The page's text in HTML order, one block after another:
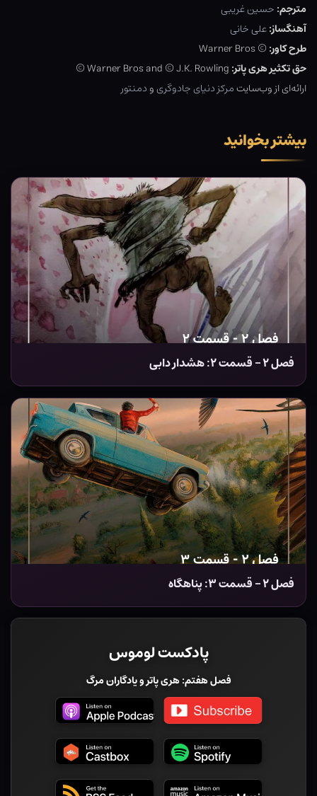
مترجم: حسین غریبی
آهنگساز:علی خانی
طرح کاور: © Warner Bros
حق تکثیر هری پاتر:
ارائه‌ای از وب‌سایتمرکز دنیای جادوگریو دمنتور
بیشتر بخوانید
فصل ۲ – قسمت ۲: هشدار ‌دابی
فصل ۲ – قسمت ۳: پناهگاه
پادکست لوموس
فصل هفتم: هری پاتر و یادگاران مرگ